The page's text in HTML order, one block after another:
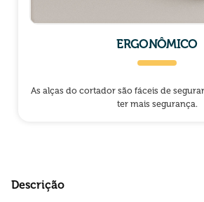
ERGONÔMICO
As alças do cortador são fáceis de
ter mais segurança.
Descrição